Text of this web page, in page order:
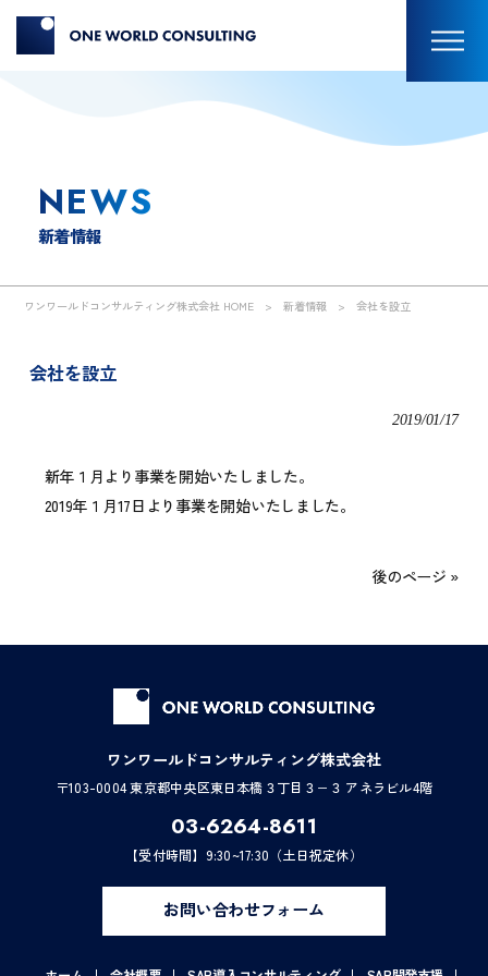
NEWS
新着情報
ワンワールドコンサルティング株式会社 HOME > 新着情報 > 会社を設立
会社を設立
2019/01/17
新年１月より事業を開始いたしました。
2019年１月17日より事業を開始いたしました。
後のページ »
ワンワールドコンサルティング株式会社
〒103-0004 東京都中央区東日本橋３丁目３−３ アネラビル4階
03-6264-8611
【受付時間】9:30~17:30（土日祝定休）
お問い合わせフォーム